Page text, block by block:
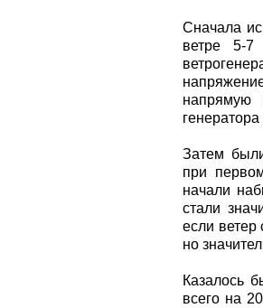
Сначала
ветре 5-7
напрямую
Затем
при
начали
стали
если ветер
но
Казалось
всего на